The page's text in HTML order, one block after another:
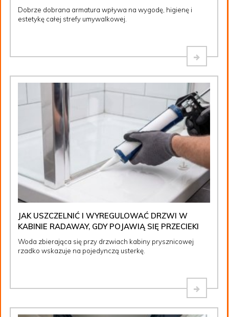
Dobrze dobrana armatura wpływa na wygodę, higienę i
estetykę całej strefy umywalkowej.
JAK USZCZELNIĆ I WYREGULOWAĆ DRZWI W
KABINIE RADAWAY, GDY POJAWIĄ SIĘ PRZECIEKI
Woda zbierająca się przy drzwiach kabiny prysznicowej
rzadko wskazuje na pojedynczą usterkę.